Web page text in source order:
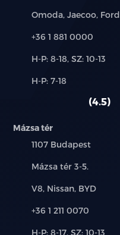
Márkák:
Omoda, Jaecoo, Ford
Telefon:
+36 1 881 0000
Új-
használt
H-P: 8-18, SZ: 10-13
Alkatrész,
H-P: 7-18
4.5
Mázsa tér
Település:
1107 Budapest
Cím:
Mázsa tér 3-5.
Márkák:
V8, Nissan, BYD
Telefon:
+36 1 211 0070
Új-
H-P: 8-17, SZ: 10-13